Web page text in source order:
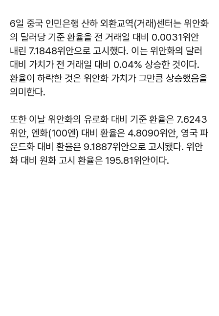
6일 중국 인민은행 산하 외환교역(거래)센터는 위안화
의 달러당 기준 환율을 전 거래일 대비 0.0031위안
내린 7.1848위안으로 고시했다. 이는 위안화의 달러
대비 가치가 전 거래일 대비 0.04% 상승한 것이다.
환율이 하락한 것은 위안화 가치가 그만큼 상승했음을
의미한다.
또한 이날 위안화의 유로화 대비 기준 환율은 7.6243
위안, 엔화(100엔) 대비 환율은 4.8090위안, 영국 파
운드화 대비 환율은 9.1887위안으로 고시됐다. 위안
화 대비 원화 고시 환율은 195.81위안이다.